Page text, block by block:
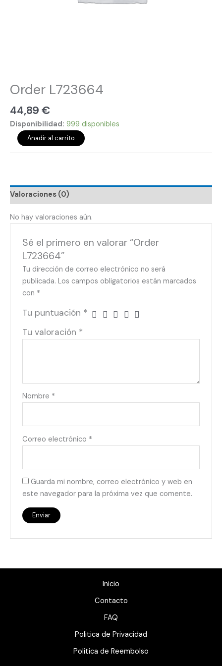
Order L723664
44,89 €
Disponibilidad: 999 disponibles
Añadir al carrito
Valoraciones (0)
No hay valoraciones aún.
Sé el primero en valorar “Order
L723664”
Tu dirección de correo electrónico no será
publicada. Los campos obligatorios están marcados
con *
Tu puntuación *
Tu valoración *
Nombre *
Correo electrónico *
Guarda mi nombre, correo electrónico y web en
este navegador para la próxima vez que comente.
Inicio
Contacto
FAQ
Politica de Privacidad
Politica de Reembolso